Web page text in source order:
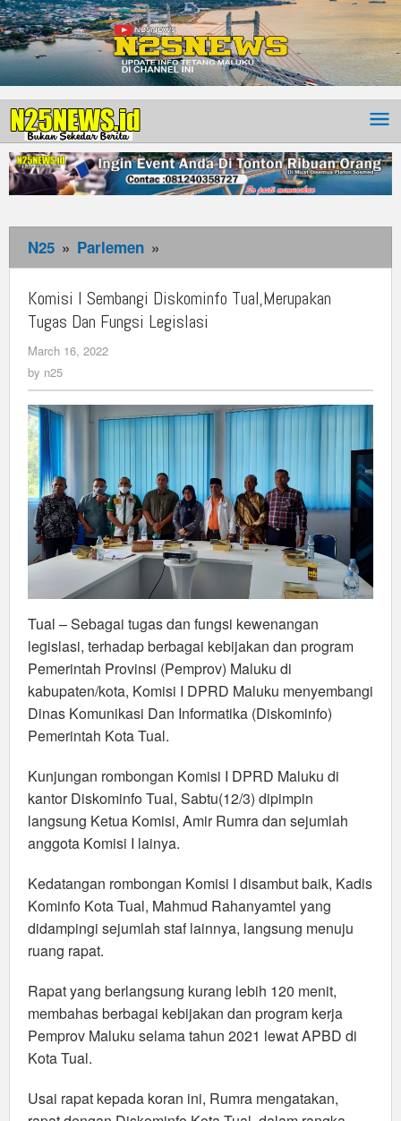
N25 » Parlemen »
I
Sembangi
Diskominfo
Tual,Merupakan
Fungsi
Legislasi
Komisi I Sembangi Diskominfo Tual,Merupakan
Tugas Dan Fungsi Legislasi
March 16, 2022
by n25
Tual – Sebagai tugas dan fungsi kewenangan
legislasi, terhadap berbagai kebijakan dan program
Pemerintah Provinsi (Pemprov) Maluku di
kabupaten/kota, Komisi I DPRD Maluku menyembangi
Dinas Komunikasi Dan Informatika (Diskominfo)
Pemerintah Kota Tual.
Kunjungan rombongan Komisi I DPRD Maluku di
kantor Diskominfo Tual, Sabtu(12/3) dipimpin
langsung Ketua Komisi, Amir Rumra dan sejumlah
anggota Komisi I lainya.
Kedatangan rombongan Komisi I disambut baik, Kadis
Kominfo Kota Tual, Mahmud Rahanyamtel yang
didampingi sejumlah staf lainnya, langsung menuju
ruang rapat.
Rapat yang berlangsung kurang lebih 120 menit,
membahas berbagai kebijakan dan program kerja
Pemprov Maluku selama tahun 2021 lewat APBD di
Kota Tual.
Usai rapat kepada koran ini, Rumra mengatakan,